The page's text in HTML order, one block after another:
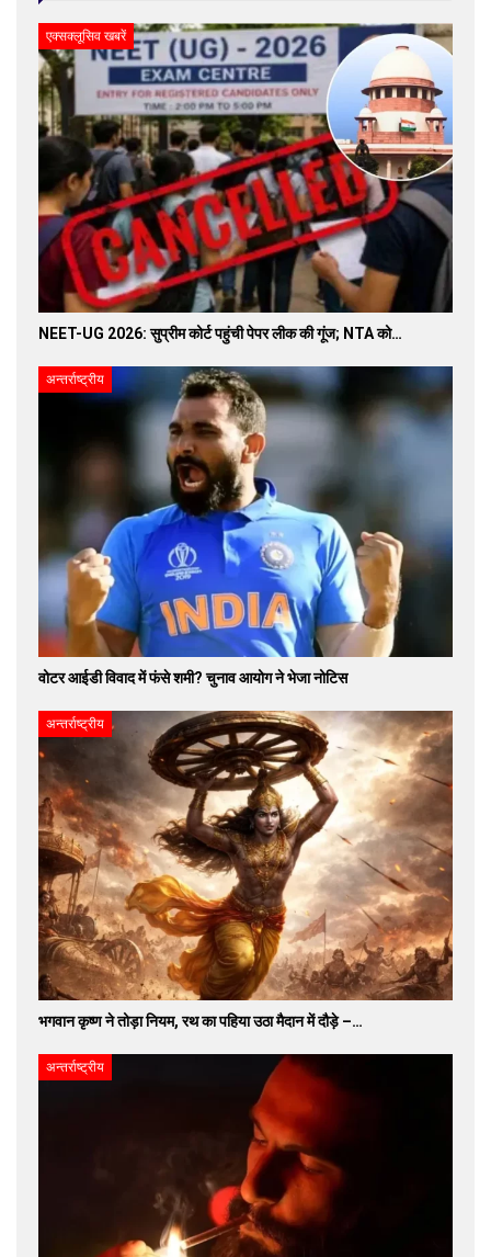
एक्सक्लूसिव खबरें
NEET-UG 2026: सुप्रीम कोर्ट पहुंची पेपर लीक की गूंज; NTA को…
अन्तर्राष्ट्रीय
वोटर आईडी विवाद में फंसे शमी? चुनाव आयोग ने भेजा नोटिस
अन्तर्राष्ट्रीय
भगवान कृष्ण ने तोड़ा नियम, रथ का पहिया उठा मैदान में दौड़े –…
अन्तर्राष्ट्रीय